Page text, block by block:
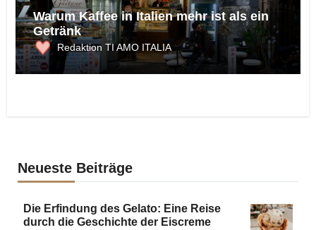
Warum Kaffee in Italien mehr ist als ein
Getränk
Redaktion TI AMO ITALIA
Neueste Beiträge
Die Erfindung des Gelato: Eine Reise
durch die Geschichte der Eiscreme